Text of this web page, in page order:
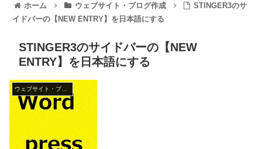
ホーム ウェブサイト・ブログ作成
STINGER3のサ
イドバーの【NEW ENTRY】を日本語にする
STINGER3のサイドバーの【NEW
ENTRY】を日本語にする
ウェブサイト・ブログ作成